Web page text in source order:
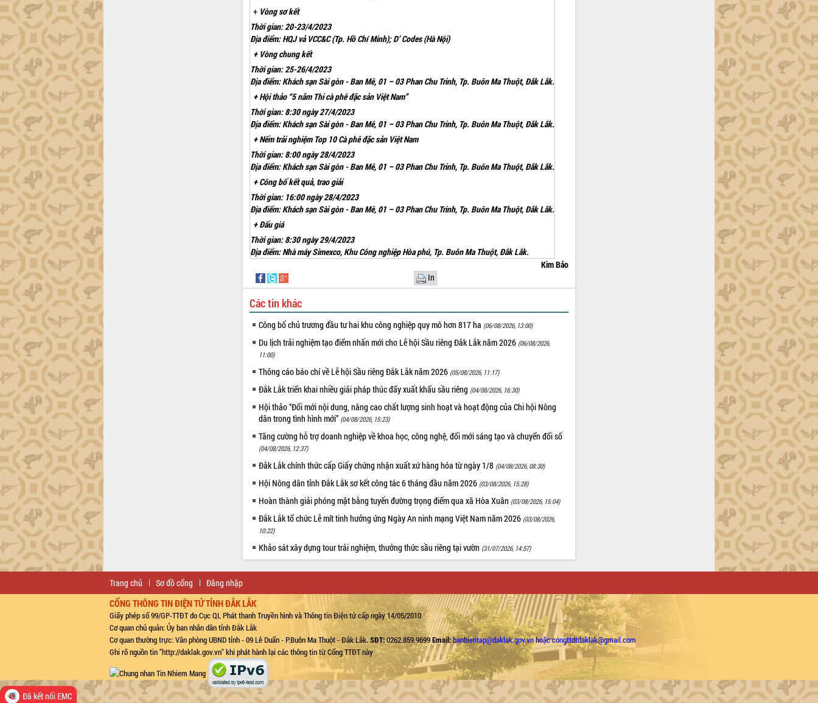
+ Vòng sơ kết
Thời gian: 20-23/4/2023
Địa điểm: HQJ vả VCC&C (Tp. Hồ Chí Minh); D’ Codes (Hà Nội)
+ Vòng chung kết
Thời gian: 25-26/4/2023
Địa điểm: Khách sạn Sài gòn - Ban Mê, 01 – 03 Phan Chu Trinh, Tp. Buôn Ma Thuột, Đắk Lắk.
+ Hội thảo “5 năm Thi cà phê đặc sản Việt Nam”
Thời gian: 8:30 ngày 27/4/2023
Địa điểm: Khách sạn Sài gòn - Ban Mê, 01 – 03 Phan Chu Trinh, Tp. Buôn Ma Thuột, Đắk Lắk.
+ Nếm trải nghiệm Top 10 Cà phê đặc sản Việt Nam
Thời gian: 8:00 ngày 28/4/2023
Địa điểm: Khách sạn Sài gòn - Ban Mê, 01 – 03 Phan Chu Trinh, Tp. Buôn Ma Thuột, Đắk Lắk.
+ Công bố kết quả, trao giải
Thời gian: 16:00 ngày 28/4/2023
Địa điểm: Khách sạn Sài gòn - Ban Mê, 01 – 03 Phan Chu Trinh, Tp. Buôn Ma Thuột, Đắk Lắk.
+ Đấu giá
Thời gian: 8:30 ngày 29/4/2023
Địa điểm: Nhà máy Simexco, Khu Công nghiệp Hòa phú, Tp. Buôn Ma Thuột, Đắk Lắk.
Kim Bảo
In
Các tin khác
Công bố chủ trương đầu tư hai khu công nghiệp quy mô hơn 817 ha (06/08/2026, 13:00)
Du lịch trải nghiệm tạo điểm nhấn mới cho Lễ hội Sầu riêng Đắk Lắk năm 2026 (06/08/2026,
11:00)
Thông cáo báo chí về Lễ hội Sầu riêng Đắk Lắk năm 2026 (05/08/2026, 11:17)
Đắk Lắk triển khai nhiều giải pháp thúc đẩy xuất khẩu sầu riêng (04/08/2026, 16:30)
Hội thảo “Đổi mới nội dung, nâng cao chất lượng sinh hoạt và hoạt động của Chi hội Nông
dân trong tình hình mới” (04/08/2026, 15:23)
Tăng cường hỗ trợ doanh nghiệp về khoa học, công nghệ, đổi mới sáng tạo và chuyển đổi số
(04/08/2026, 12:37)
Đắk Lắk chính thức cấp Giấy chứng nhận xuất xứ hàng hóa từ ngày 1/8 (04/08/2026, 08:30)
Hội Nông dân tỉnh Đắk Lắk sơ kết công tác 6 tháng đầu năm 2026 (03/08/2026, 15:28)
Hoàn thành giải phóng mặt bằng tuyến đường trọng điểm qua xã Hòa Xuân (03/08/2026, 15:04)
Đắk Lắk tổ chức Lễ mít tinh hưởng ứng Ngày An ninh mạng Việt Nam năm 2026 (03/08/2026,
10:22)
Khảo sát xây dựng tour trải nghiệm, thưởng thức sầu riêng tại vườn (31/07/2026, 14:57)
Trang chủ Sơ đồ cổng Đăng nhập
CỔNG THÔNG TIN ĐIỆN TỬ TỈNH ĐẮK LẮK
Giấy phép số 99/GP-TTĐT do Cục QL Phát thanh Truyền hình và Thông tin Điện tử cấp ngày 14/05/2010
Cơ quan chủ quản: Ủy ban nhân dân tỉnh Đắk Lắk
Cơ quan thường trực: Văn phòng UBND tỉnh - 09 Lê Duẩn - P.Buôn Ma Thuột - Đắk Lắk.SĐT:0262.859.9699Email:banbientap@daklak.gov.vn hoặc congttdtdaklak@gmail.com
Ghi rõ nguồn tin "http://daklak.gov.vn" khi phát hành lại các thông tin từ Cổng TTĐT này
Đã kết nối EMC